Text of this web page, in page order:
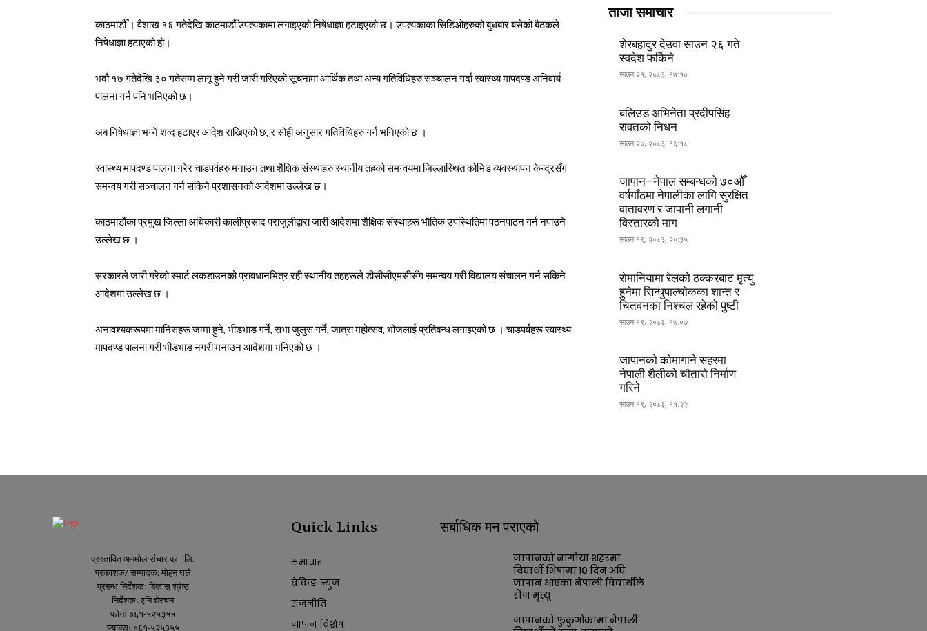
काठमाडौँ । वैशाख १६ गतेदेखि काठमाडौँ उपत्यकामा लगाइएको निषेधाज्ञा हटाइएको छ। उपत्यकाका सिडिओहरुको बुधबार बसेको बैठकले
निषेधाज्ञा हटाएको हो।
भदौ १७ गतेदेखि ३० गतेसम्म लागू हुने गरी जारी गरिएको सूचनामा आर्थिक तथा अन्य गतिविधिहरु सञ्चालन गर्दा स्वास्थ्य मापदण्ड अनिवार्य
पालना गर्न पनि भनिएको छ।
अब निषेधाज्ञा भन्ने शव्द हटाएर आदेश राखिएको छ, र सोही अनुसार गतिविधिहरु गर्न भनिएको छ ।
स्वास्थ्य मापदण्ड पालना गरेर चाडपर्वहरु मनाउन तथा शैक्षिक संस्थाहरु स्थानीय तहको समन्वयमा जिल्लास्थित कोभिड व्यवस्थापन केन्द्रसँग
समन्वय गरी सञ्चालन गर्न सकिने प्रशासनको आदेशमा उल्लेख छ।
काठमाडौंका प्रमुख जिल्ला अधिकारी कालीप्रसाद पराजुलीद्वारा जारी आदेशमा शैक्षिक संस्थाहरू भौतिक उपस्थितिमा पठनपाठन गर्न नपाउने
उल्लेख छ ।
सरकारले जारी गरेको स्मार्ट लकडाउनको प्रावधानभित्र रही स्थानीय तहहरूले डीसीसीएमसीसँग समन्वय गरी विद्यालय संचालन गर्न सकिने
आदेशमा उल्लेख छ ।
अनावश्यकरूपमा मानिसहरू जम्मा हुने, भीडभाड गर्ने, सभा जुलुस गर्ने, जात्रा महोत्सव, भोजलाई प्रतिबन्ध लगाइएको छ । चाडपर्वहरू स्वास्थ्य
मापदण्ड पालना गरी भीडभाड नगरी मनाउन आदेशमा भनिएको छ ।
ताजा समाचार
शेरबहादुर देउवा साउन २६ गते
स्वदेश फर्किने
साउन २१, २०८३, १७:१०
बलिउड अभिनेता प्रदीपसिंह
रावतको निधन
साउन २०, २०८३, १६:१८
जापान–नेपाल सम्बन्धको ७०औँ
वर्षगाँठमा नेपालीका लागि सुरक्षित
वातावरण र जापानी लगानी
विस्तारको माग
साउन १९, २०८३, २०:३५
रोमानियामा रेलको ठक्करबाट मृत्यु
हुनेमा सिन्धुपाल्चोकका शान्त र
चितवनका निश्चल रहेको पुष्टी
साउन १९, २०८३, १७:०७
जापानको कोमागाने सहरमा
नेपाली शैलीको चौतारो निर्माण
गरिने
साउन १९, २०८३, ११:२२
प्रस्तावित अनमोल संचार प्रा. लि.
प्रकाशक/ सम्पादक: मोहन घले
प्रबन्ध निर्देशकः बिकास श्रेष्ठ
निर्देशकः एनि शेरचन
फोनः ०६१-५२५३५५
फ्याक्सः ०६१-५२५३५५
Quick Links
समाचार
ब्रेकिङ न्युज
राजनीति
जापान विशेष
सर्बाधिक मन पराएको
जापानको नागोया शहरमा
विद्यार्थी भिषामा १० दिन अघि
जापान आएका नेपाली बिद्यार्थीले
रोज मृत्यू
जापानको फुकुओकामा नेपाली